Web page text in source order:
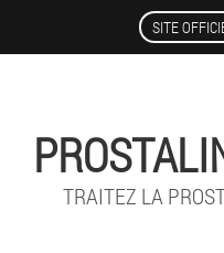
SITE
TRAITEZ LA